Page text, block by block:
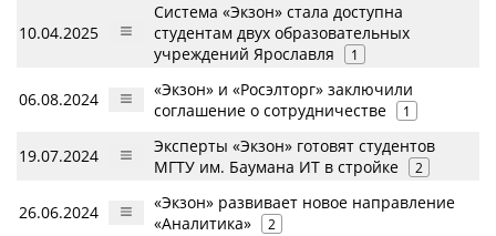
10.04.2025
Система «Экзон» стала доступна
студентам двух образовательных
учреждений Ярославля
1
06.08.2024
«Экзон» и «Росэлторг» заключили
соглашение о сотрудничестве
1
19.07.2024
Эксперты «Экзон» готовят студентов
МГТУ им. Баумана ИТ в стройке
2
26.06.2024
«Экзон» развивает новое направление
«Аналитика»
2